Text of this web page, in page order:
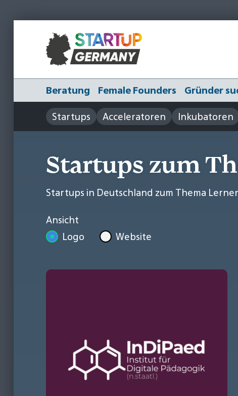
Beratung Female Founders Gründer
Startups
Acceleratoren Inkubatoren
Startups zum
Startups in Deutschland zum Thema
Ansicht
Logo
Website